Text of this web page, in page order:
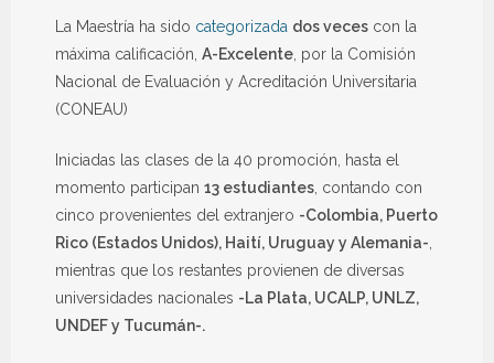
La Maestría ha sido categorizada dos veces con la
máxima calificación, A-Excelente , por la Comisión
Nacional de Evaluación y Acreditación Universitaria
(CONEAU)
Iniciadas las clases de la 40 promoción, hasta el
momento participan 13 estudiantes , contando con
cinco provenientes del extranjero -Colombia, Puerto
Rico (Estados Unidos), Haití, Uruguay y Alemania-
mientras que los restantes provienen de diversas
universidades nacionales -La Plata, UCALP, UNLZ,
UNDEF y Tucumán-.